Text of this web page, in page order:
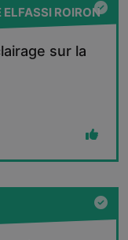
ROIRON
sur la